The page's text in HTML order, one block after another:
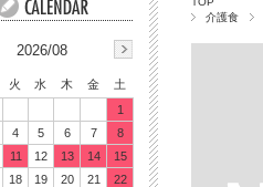
介護食
2026/08
火 水 木 金
土
1
4 5 6 7
8
11 12 13 14
15
18 19 20 21
22